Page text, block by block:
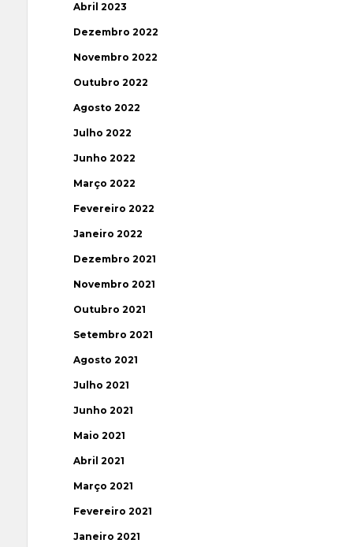
Abril 2023
Dezembro 2022
Novembro 2022
Outubro 2022
Agosto 2022
Julho 2022
Junho 2022
Março 2022
Fevereiro 2022
Janeiro 2022
Dezembro 2021
Novembro 2021
Outubro 2021
Setembro 2021
Agosto 2021
Julho 2021
Junho 2021
Maio 2021
Abril 2021
Março 2021
Fevereiro 2021
Janeiro 2021